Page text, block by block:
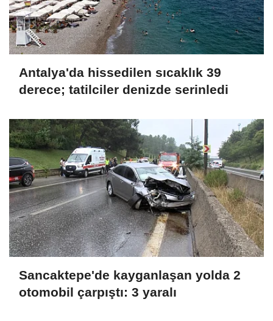
Antalya'da hissedilen sıcaklık 39
derece; tatilciler denizde serinledi
Sancaktepe'de kayganlaşan yolda 2
otomobil çarpıştı: 3 yaralı